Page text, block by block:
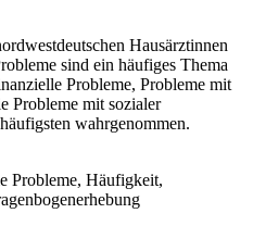
Hausärztinnen
sind ein häufiges Thema
Probleme, Probleme mit
Probleme mit sozialer
wahrgenommen.
Probleme, Häufigkeit,